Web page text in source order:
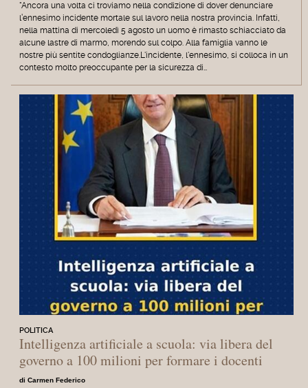
"Ancora una volta ci troviamo nella condizione di dover denunciare
l’ennesimo incidente mortale sul lavoro nella nostra provincia. Infatti,
nella mattina di mercoledì 5 agosto un uomo è rimasto schiacciato da
alcune lastre di marmo, morendo sul colpo. Alla famiglia vanno le
nostre più sentite condoglianze.L'incidente, l'ennesimo, si colloca in un
contesto molto preoccupante per la sicurezza di…
POLITICA
Intelligenza artificiale a scuola: via libera del
governo a 100 milioni per formare i docenti
di Carmen Federico